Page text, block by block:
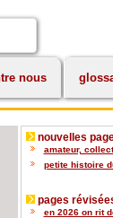
nous
nouvelles
amateur,
petite histoire
pages
en 2026 on rit